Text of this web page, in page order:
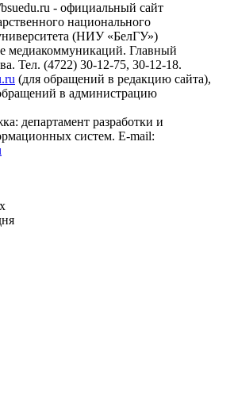
- официальный сайт
национального
(НИУ «БелГУ»)
медиакоммуникаций. Главный
Тел. (4722) 30-12-75, 30-12-18.
(для обращений в редакцию сайта),
в администрацию
департамент разработки и
систем. E-mail: